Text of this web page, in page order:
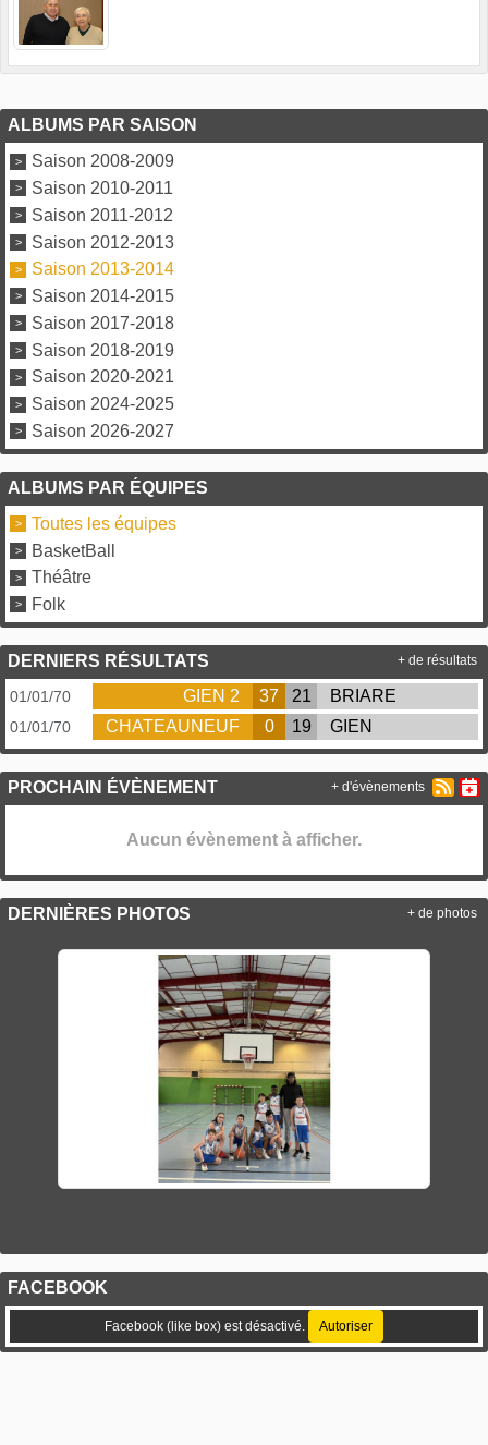
ALBUMS PAR SAISON
Saison 2008-2009
Saison 2010-2011
Saison 2011-2012
Saison 2012-2013
Saison 2013-2014
Saison 2014-2015
Saison 2017-2018
Saison 2018-2019
Saison 2020-2021
Saison 2024-2025
Saison 2026-2027
ALBUMS PAR ÉQUIPES
Toutes les équipes
BasketBall
Théâtre
Folk
DERNIERS RÉSULTATS
01/01/70 GIEN 2 37 21 BRIARE
01/01/70 CHATEAUNEUF 0 19 GIEN
+ de résultats
PROCHAIN ÉVÈNEMENT
Aucun évènement à afficher.
+ d'évènements
DERNIÈRES PHOTOS + de photos
FACEBOOK
Facebook (like box) est désactivé. Autoriser